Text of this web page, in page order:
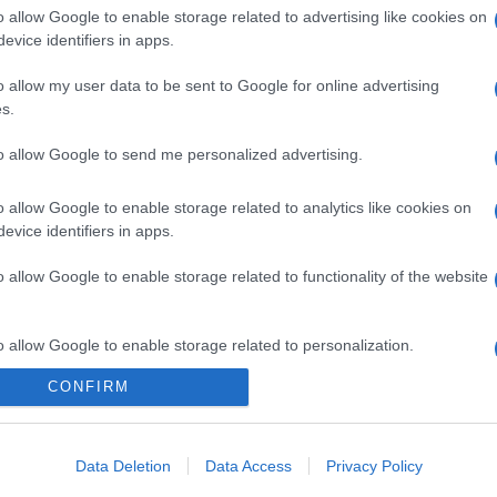
allow Google to enable storage related to advertising like cookies on
identifiers in apps.
allow my user data to be sent to Google for online advertising
allow Google to send me personalized advertising.
allow Google to enable storage related to analytics like cookies on
identifiers in apps.
allow Google to enable storage related to functionality of the website
allow Google to enable storage related to personalization.
allow Google to enable storage related to security, including
functionality and fraud prevention, and other user protection.
CONFIRM
Data Deletion Data Access Privacy Policy
Ajtók című zenés-irodalmi kórusművét tűzi műsorra a sorozat:
programban
címmel. Prieger
vehetnek részt az érdeklődők a debreceni kötődésű Talamba
játszanak.
a Kodály Kórus Debrecen és a Nagyváradi